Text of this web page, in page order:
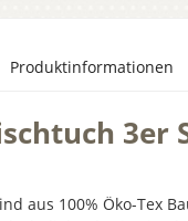
Produktinformationen
3er
aus 100% Öko-Tex